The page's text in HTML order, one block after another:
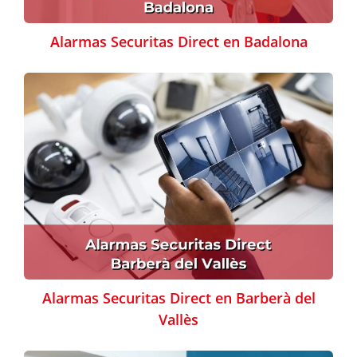
Alarmas Securitas Direct en Badalona
Alarmas Securitas Direct en Barberà del
Vallès